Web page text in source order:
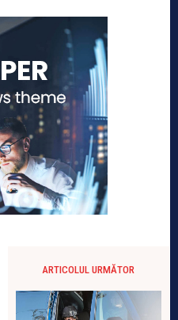
ARTICOLUL URMĂTOR